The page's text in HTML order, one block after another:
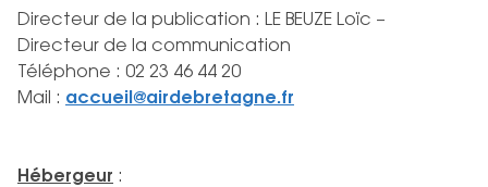
Directeur de la publication : LE BEUZE Loïc –
Directeur de la communication
Téléphone : 02 23 46 44 20
Mail : accueil@airdebretagne.fr
Hébergeur :